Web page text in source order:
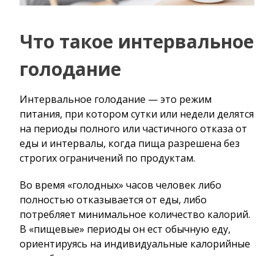
Что такое интервальное
голодание
Интервальное голодание — это режим
питания, при котором сутки или недели делятся
на периоды полного или частичного отказа от
еды и интервалы, когда пища разрешена без
строгих ограничений по продуктам.
Во время «голодных» часов человек либо
полностью отказывается от еды, либо
потребляет минимальное количество калорий.
В «пищевые» периоды он ест обычную еду,
ориентируясь на индивидуальные калорийные